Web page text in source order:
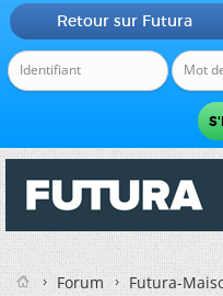
Retour sur Futura
Forum
Futura-